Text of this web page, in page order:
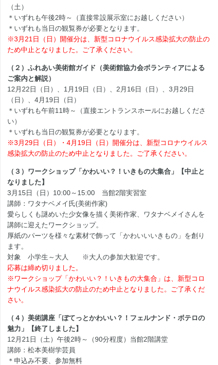
（土）
＊いずれも午後2時～（直接常設展示室にお越しください）
＊いずれも当日の観覧券が必要となります。
※3月21日（日）開催分は、新型コロナウイルス感染拡大の防止の
ため中止となりました。ご了承ください。
（２）ふれあい美術館ガイド（美術館協力会ボランティアによる
ご案内と解説）
12月22日（日）、1月19日（日）、2月16日（日）、3月29日
（日）、4月19日（日）
＊いずれも午前11時～（直接エントランスホールにお越しくださ
い）
＊いずれも当日の観覧券が必要となります。
※3月29日（日）・4月19日（日）開催分は、新型コロナウイルス
感染拡大の防止のため中止となりました。ご了承ください。
（３）ワークショップ「かわいい？！いきもの大集合」【中止と
なりました】
3月15日（日）10:00～15:00 当館2階実習室
講師：ワタナベメイ氏(美術作家)
愛らしくも謎めいた少女像を描く美術作家、ワタナベメイさんを
講師に迎えたワークショップ。
厚紙のパーツを様々な素材で飾って「かわいいいきもの」を創り
ます。
対象 小学生～大人 ※大人の参加大歓迎です。
応募は締め切りました。
※ワークショップ「かわいい？！いきもの大集合」は、新型コロ
ナウイルス感染拡大の防止のため中止となりました。ご了承くだ
さい。
（４）美術講座「ぼてっとかわいい？！フェルナンド・ボテロの
魅力」【終了しました】
12月21日（土）午後2時～（90分程度）当館2階講堂
講師：松本美樹学芸員
＊申込み不要、参加無料